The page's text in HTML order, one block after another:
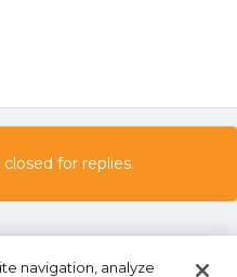
for replies.
navigation, analyze